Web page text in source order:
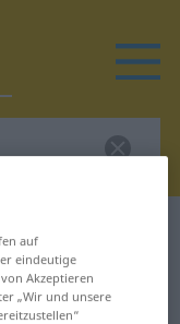
für
auf
eindeutige
Akzeptieren
„Wir und unsere